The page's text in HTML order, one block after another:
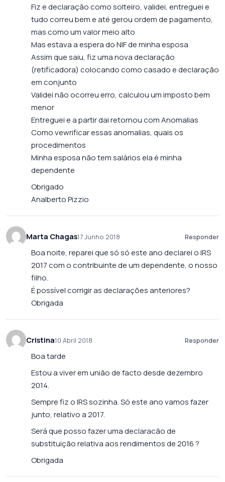
Fiz e declaração como solteiro, validei, entreguei e
tudo correu bem e até gerou ordem de pagamento,
mas como um valor meio alto
Mas estava a espera do NIF de minha esposa
Assim que saiu, fiz uma nova declaração
(retificadora) colocando como casado e declaração
em conjunto
Validei não ocorreu erro, calculou um imposto bem
menor
Entreguei e a partir dai retornou com Anomalias
Como vewrificar essas anomalias, quais os
procedimentos
Minha esposa não tem salários ela é minha
dependente
Obrigado
Analberto Pizzio
Marta Chagas17 Junho 2018 Responder
Boa noite, reparei que só só este ano declarei o IRS
2017 com o contribuinte de um dependente, o nosso
filho.
É possível corrigir as declarações anteriores?
Obrigada
Cristina10 Abril 2018 Responder
Boa tarde
Estou a viver em união de facto desde dezembro
2014.
Sempre fiz o IRS sozinha. Só este ano vamos fazer
junto, relativo a 2017.
Será que posso fazer uma declaracão de
substituição relativa aos rendimentos de 2016 ?
Obrigada